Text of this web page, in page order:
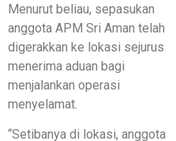
Menurut beliau, sepasukan
anggota APM Sri Aman telah
digerakkan ke lokasi sejurus
menerima aduan bagi
menjalankan operasi
menyelamat.
“Setibanya di lokasi, anggota